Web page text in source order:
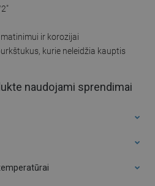
ir korozijai
kurie neleidžia kauptis
naudojami sprendimai